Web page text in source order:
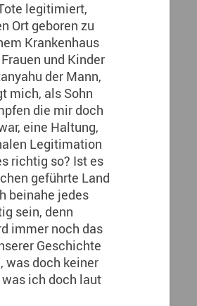
legitimiert,
Ort geboren zu
Krankenhaus
und Kinder
der Mann,
mich, als Sohn
die mir doch
eine Haltung,
Legitimation
richtig so? Ist es
geführte Land
beinahe jedes
sein, denn
immer noch das
Geschichte
was doch keiner
ich doch laut